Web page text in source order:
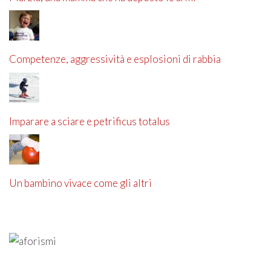
Competenze, aggressività e esplosioni di rabbia
Imparare a sciare e petrificus totalus
Un bambino vivace come gli altri